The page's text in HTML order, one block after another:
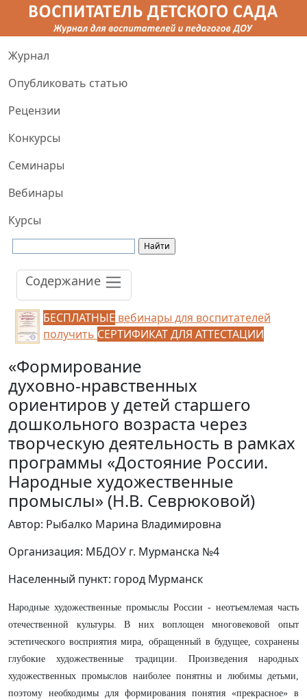
Журнал
Опубликовать статью
Рецензии
Конкурсы
Семинары
Вебинары
Курсы
Содержание
БЕСПЛАТНЫЕ вебинары для воспитателей
получить СЕРТИФИКАТ ДЛЯ АТТЕСТАЦИИ
«Формирование
духовно‑нравственных
ориентиров у детей старшего
дошкольного возраста через
творческую деятельность в рамках
программы «Достояние России.
Народные художественные
промыслы» (Н.В. Севрюковой)
Автор: Рыбалко Марина Владимировна
Организация: МБДОУ г. Мурманска №4
Населенный пункт: город Мурманск
Народные художественные промыслы России - неотъемлемая часть
отечественной культуры. В них воплощен многовековой опыт
эстетического восприятия мира, обращенный в будущее, сохранены
глубокие художественные традиции. Произведения народных
художественных промыслов наиболее понятны и любимы детьми,
поэтому необходимы для формирования понятия «прекрасное» в